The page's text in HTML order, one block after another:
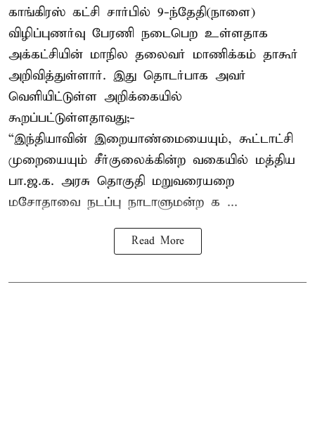
காங்கிரஸ் கட்சி சார்பில் 9-ந்தேதி(நாளை)
விழிப்புணர்வு பேரணி நடைபெற உள்ளதாக
அக்கட்சியின் மாநில தலைவர் மாணிக்கம் தாகூர்
அறிவித்துள்ளார். இது தொடர்பாக அவர்
வெளியிட்டுள்ள அறிக்கையில்
கூறப்பட்டுள்ளதாவது;-
“இந்தியாவின் இறையாண்மையையும், கூட்டாட்சி
முறையையும் சீர்குலைக்கின்ற வகையில் மத்திய
பா.ஜ.க. அரசு தொகுதி மறுவரையறை
மசோதாவை நடப்பு நாடாளுமன்ற க ...
Read More